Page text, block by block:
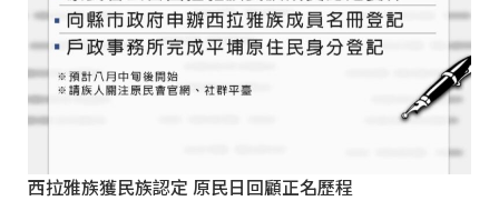
西拉雅族獲民族認定 原民日回顧正名歷程